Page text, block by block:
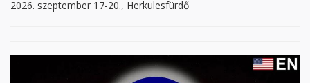
2026. szeptember 17-20., Herkulesfürdő